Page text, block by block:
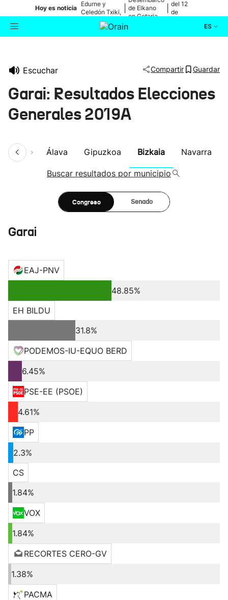
Hoy es noticia
Edurne y
Celedón Txiki,
en directo
de Elkano
en Getaria
del 12
de
ES
Cultura
Escuchar Compartir Guardar
Garai: Resultados Elecciones
Generales 2019A
Álava Gipuzkoa Bizkaia Navarra
Buscar resultados por municipio
Congreso Senado
Garai
EAJ-PNV
48.85%
EH BILDU
31.8%
PODEMOS-IU-EQUO BERD
6.45%
PSE-EE (PSOE)
4.61%
PP
2.3%
CS
1.84%
VOX
1.84%
RECORTES CERO-GV
1.38%
PACMA